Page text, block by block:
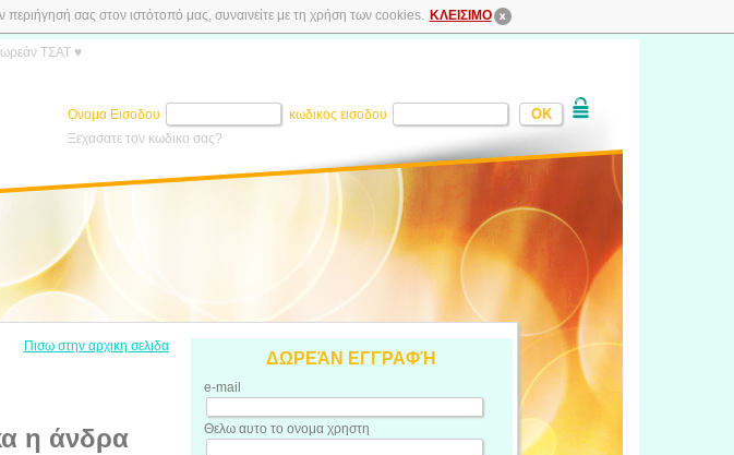
σας στον ιστότοπό μας, συναινείτε με τη χρήση των cookies. ΚΛΕΙΣΙΜΟ
ΤΣΑΤ ♥
Ονομα Εισοδου
κωδικος εισοδου
Ξεχασατε τον κωδικο σας?
Πισω στην αρχικη σελιδα
η άνδρα
ΔΩΡΕΆΝ ΕΓΓΡΑΦΉ
e-mail
Θελω αυτο το ονομα χρηστη